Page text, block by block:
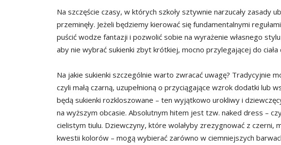
Na szczęście czasy, w których szkoły sztywnie narzucały zasady
przeminęły. Jeżeli będziemy kierować się fundamentalnymi
puścić wodze fantazji i pozwolić sobie na wyrażenie własnego
aby nie wybrać sukienki zbyt krótkiej, mocno przylegającej do
Na jakie sukienki szczególnie warto zwracać uwagę? Tradycyjnie
czyli małą czarną, uzupełnioną o przyciągające wzrok dodatki lub
będą sukienki rozkloszowane – ten wyjątkowo urokliwy i
na wyższym obcasie. Absolutnym hitem jest tzw. naked dress –
cielistym tiulu. Dziewczyny, które wolałyby zrezygnować z czerni,
kwestii kolorów – mogą wybierać zarówno w ciemniejszych